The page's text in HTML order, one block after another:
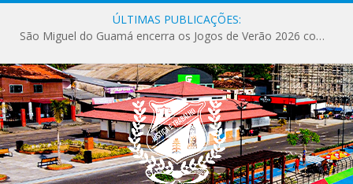
ÚLTIMAS PUBLICAÇÕES:
São Miguel do Guamá encerra os Jogos de Verão 2026 com sucesso de público e competições.